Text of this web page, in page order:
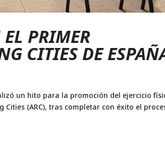
EL PRIMER
CITIES DE
un hito para la promoción del ejercicio
(ARC), tras completar con éxito el